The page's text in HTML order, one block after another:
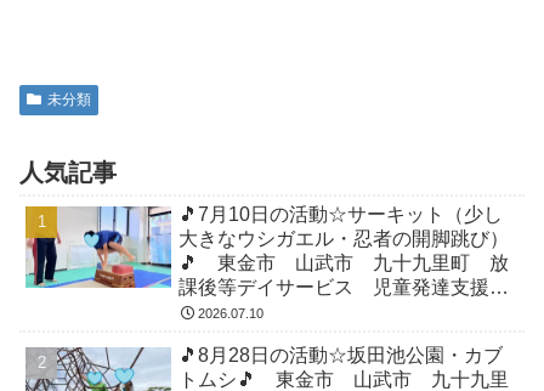
未分類
人気記事
🎵7月10日の活動☆サーキット（少し
大きなウシガエル・忍者の開脚跳び）
🎵 東金市 山武市 九十九里町 放
課後等デイサービス 児童発達支援
運動療育 教室見学
2026.07.10
🎵8月28日の活動☆坂田池公園・カブ
トムシ🎵 東金市 山武市 九十九里